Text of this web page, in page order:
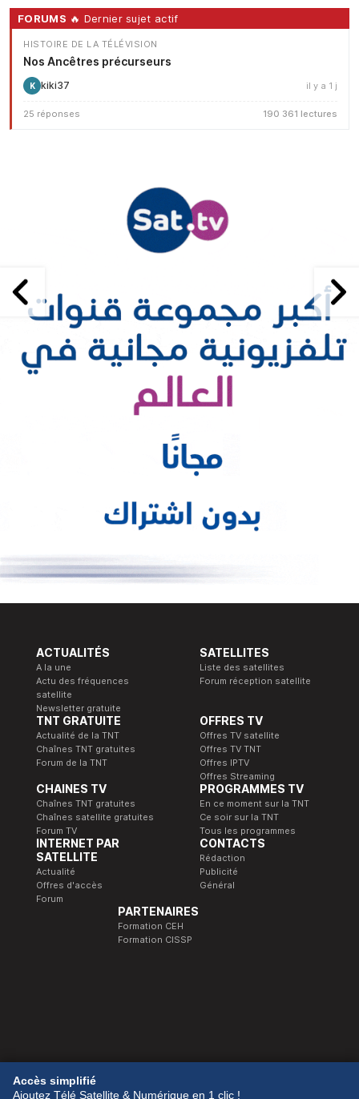
FORUMS 🔥 Dernier sujet actif
HISTOIRE DE LA TÉLÉVISION
Nos Ancêtres précurseurs
K kiki37 il y a 1 j
25 réponses 190 361 lectures
ACTUALITÉS
A la une
Actu des fréquences
satellite
Newsletter gratuite
SATELLITES
Liste des satellites
Forum réception satellite
TNT GRATUITE
Actualité de la TNT
Chaînes TNT gratuites
Forum de la TNT
OFFRES TV
Offres TV satellite
Offres TV TNT
Offres IPTV
Offres Streaming
CHAINES TV
Chaînes TNT gratuites
Chaînes satellite gratuites
Forum TV
PROGRAMMES TV
En ce moment sur la TNT
Ce soir sur la TNT
Tous les programmes
INTERNET PAR
SATELLITE
Actualité
Offres d'accès
Forum
CONTACTS
Rédaction
Publicité
Général
PARTENAIRES
Formation CEH
Formation CISSP
© 1989-2026 Télé Satellite et Numérique.
Accès simplifié
Ajoutez Télé Satellite & Numérique en 1 clic !